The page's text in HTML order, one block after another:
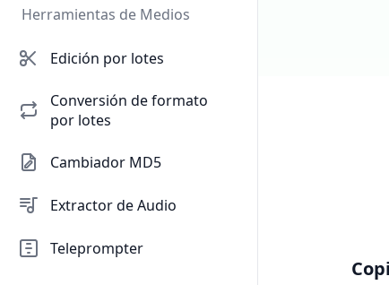
Herramientas de Medios
Edición por lotes
Conversión de formato
por lotes
Cambiador MD5
Extractor de Audio
Teleprompter